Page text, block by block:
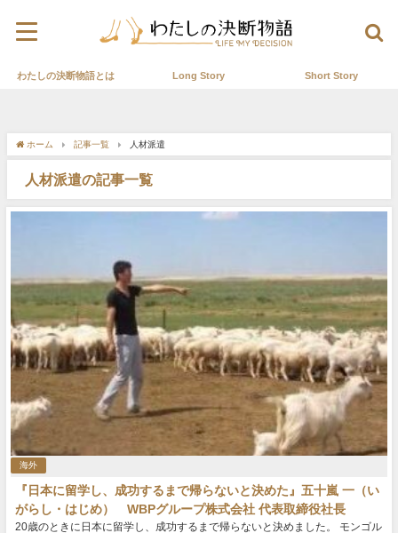
わたしの決断物語とは Long Story Short Story
ホーム 記事一覧 人材派遣
人材派遣の記事一覧
海外
『日本に留学し、成功するまで帰らないと決めた』五十嵐 一（い
がらし・はじめ） WBPグループ株式会社 代表取締役社長
20歳のときに日本に留学し、成功するまで帰らないと決めました。 モンゴル